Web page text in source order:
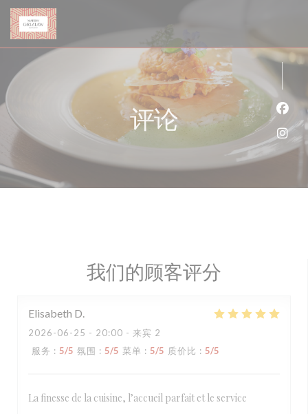
Cookie管理面板
评论
我们的顾客评分
Elisabeth D
2026-06-25 - 20:00 - 来宾 2
服务 : 5/5 氛围 : 5/5 菜单 : 5/5 质价比 : 5/5
La finesse de la cuisine, l’accueil parfait et le service